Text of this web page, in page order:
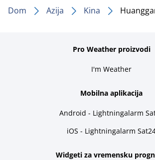
Dom Azija Kina
Pro Weather proizvodi
I'm Weather
Mobilna aplikacija
Android - Lightningalarm
iOS - Lightningalarm
Widgeti za vremensku